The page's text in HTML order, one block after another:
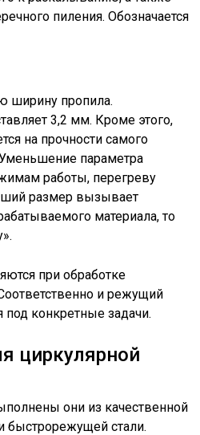
пиления. Обозначается
ширину пропила.
3,2 мм. Кроме этого,
на прочности самого
параметра
работы, перегреву
размер вызывает
материала, то
при обработке
и режущий
под конкретные задачи.
циркулярной
они из качественной
быстрорежущей стали.